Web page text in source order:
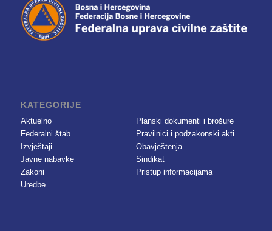
KATEGORIJE
Aktuelno
Federalni štab
Izvještaji
Javne nabavke
Zakoni
Uredbe
Planski dokumenti i brošure
Pravilnici i podzakonski akti
Obavještenja
Sindikat
Pristup informacijama